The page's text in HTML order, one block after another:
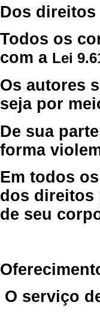
Dos
Todos os
com a Lei
Os autores
seja por
De sua
forma
Em todos
dos direitos
de seu
O serviço